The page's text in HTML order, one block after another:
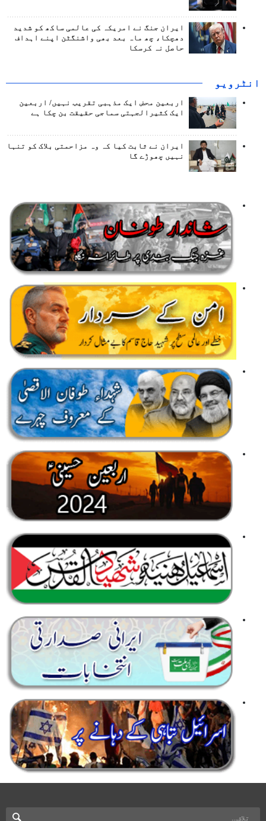
ایران جنگ نے امریکہ کی عالمی ساکھ کو شدید
دھچکا، چھ ماہ بعد بھی واشنگٹن اپنے اہداف
حاصل نہ کرسکا
انٹرويو
اربعین محض ایک مذہبی تقریب نہیں/ اربعین
ایک کثیرالجہتی سماجی حقیقت بن چکا ہے
ایران نے ثابت کیا کہ وہ مزاحمتی بلاک کو تنہا
نہیں چھوڑے گا